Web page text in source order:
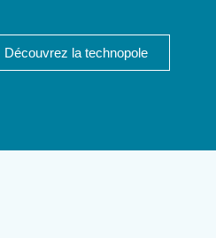
Découvrez la technopole